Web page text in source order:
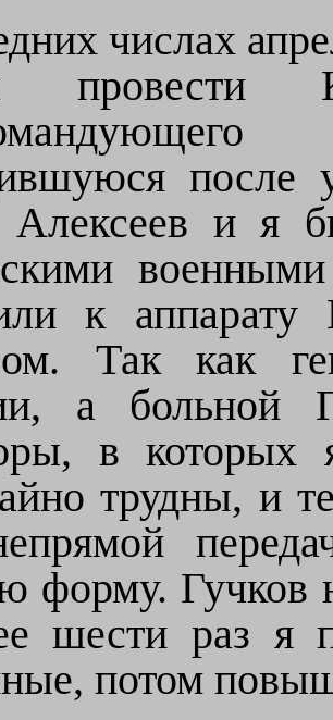
числах
провести
после
Алексеев и я
к
Так как
а больной
в которых
трудны, и
форму. Гучков
шести раз я
потом